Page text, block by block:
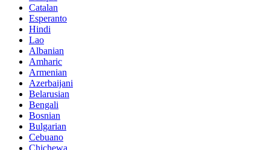
Catalan
Esperanto
Hindi
Lao
Albanian
Amharic
Armenian
Azerbaijani
Belarusian
Bengali
Bosnian
Bulgarian
Cebuano